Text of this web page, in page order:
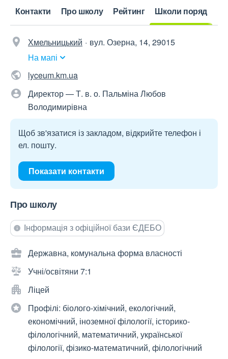
Контакти Про школу Рейтинг Школи поряд
Хмельницький
вул. Озерна, 14, 29015
На мапі
lyceum.km.ua
Директор — Т. в. о. Пальміна Любов
Володимирівна
Щоб зв'язатися із закладом, відкрийте телефон і
ел. пошту.
Показати контакти
Про школу
Інформація з офіційної бази ЄДЕБО
Державна, комунальна форма власності
Учні/освітяни 7:1
Ліцей
Профілі: біолого-хімічний, екологічний,
економічний, іноземної філології, історико-
філологічний, математичний, української
філології, фізико-математичний, філологічний